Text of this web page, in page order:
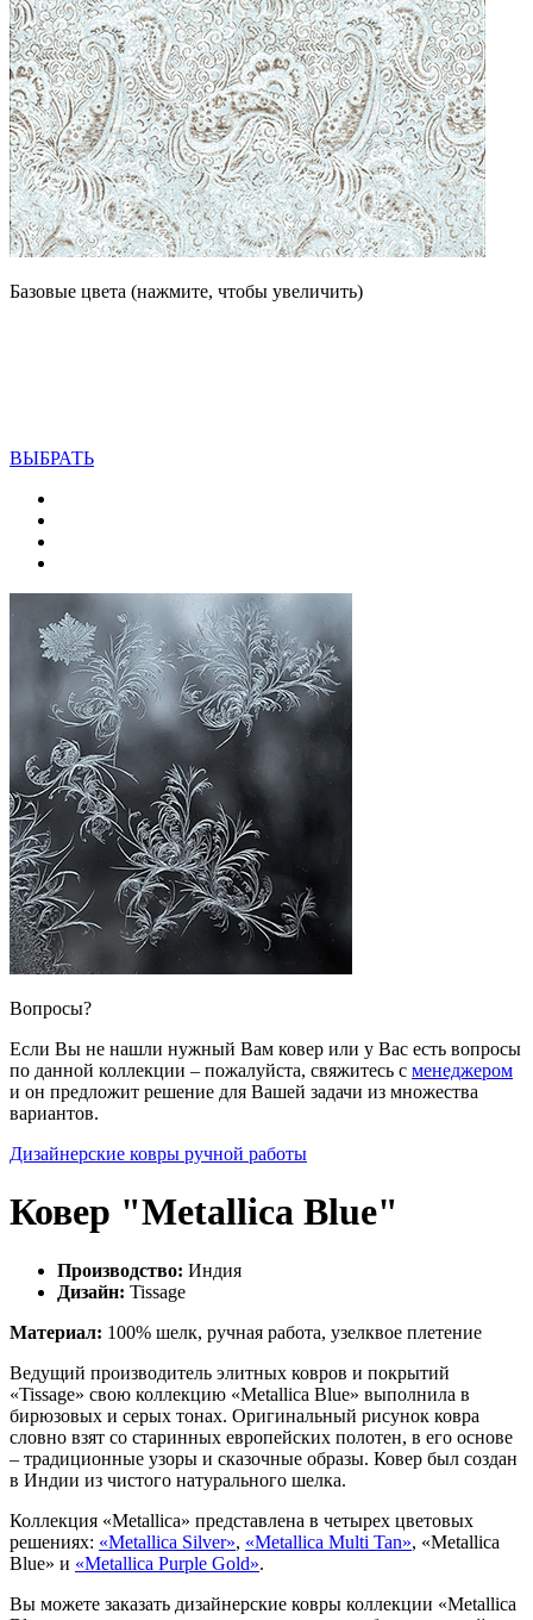
Базовые цвета (нажмите, чтобы увеличить)
ВЫБРАТЬ
Вопросы?
Если Вы не нашли нужный Вам ковер или у Вас есть вопросы
по данной коллекции – пожалуйста, свяжитесь с менеджером
и он предложит решение для Вашей задачи из множества
вариантов.
Дизайнерские ковры ручной работы
Ковер "Metallica Blue"
Производство: Индия
Дизайн: Tissage
Материал: 100% шелк, ручная работа, узелквое плетение
Ведущий производитель элитных ковров и покрытий
«Tissage» свою коллекцию «Metallica Blue» выполнила в
бирюзовых и серых тонах. Оригинальный рисунок ковра
словно взят со старинных европейских полотен, в его основе
– традиционные узоры и сказочные образы. Ковер был создан
в Индии из чистого натурального шелка.
Коллекция «Metallica» представлена в четырех цветовых
решениях: «Metallica Silver», «Metallica Multi Tan», «Metallica
Blue» и «Metallica Purple Gold».
Вы можете заказать дизайнерские ковры коллекции «Metallica